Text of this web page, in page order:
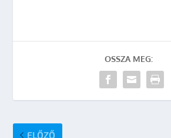
OSSZA MEG:
ELŐZŐ